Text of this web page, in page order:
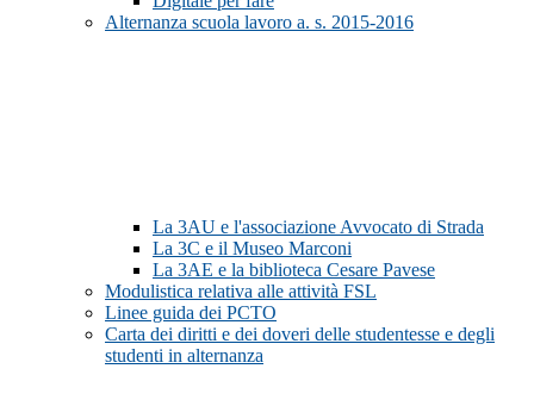
Alternanza scuola lavoro a. s. 2015-2016
La 3AU e l'associazione Avvocato di Strada
La 3C e il Museo Marconi
La 3AE e la biblioteca Cesare Pavese
Modulistica relativa alle attività FSL
Linee guida dei PCTO
Carta dei diritti e dei doveri delle studentesse e degli
studenti in alternanza